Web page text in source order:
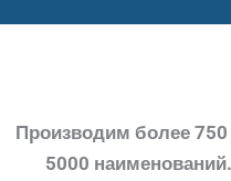
Производим более
5000 наименований.